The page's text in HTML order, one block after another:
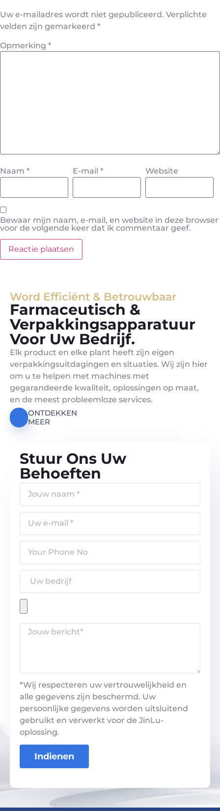
Uw e-mailadres wordt niet gepubliceerd. Verplichte
velden zijn gemarkeerd *
Opmerking *
Naam * E-mail * Website
Bewaar mijn naam, e-mail, en website in deze browser
voor de volgende keer dat ik commentaar geef.
Word Efficiënt & Betrouwbaar
Farmaceutisch &
Verpakkingsapparatuur
Voor Uw Bedrijf.
Elk product en elke plant heeft zijn eigen
verpakkingsuitdagingen en situaties. Wij zijn hier
om u te helpen met machines met
gegarandeerde kwaliteit, oplossingen op maat,
en de meest probleemloze services.
ONTDEKKEN
MEER
Stuur Ons Uw
Behoeften
*Wij respecteren uw vertrouwelijkheid en
alle gegevens zijn beschermd. Uw
persoonlijke gegevens worden uitsluitend
gebruikt en verwerkt voor de JinLu-
oplossing.
Indienen